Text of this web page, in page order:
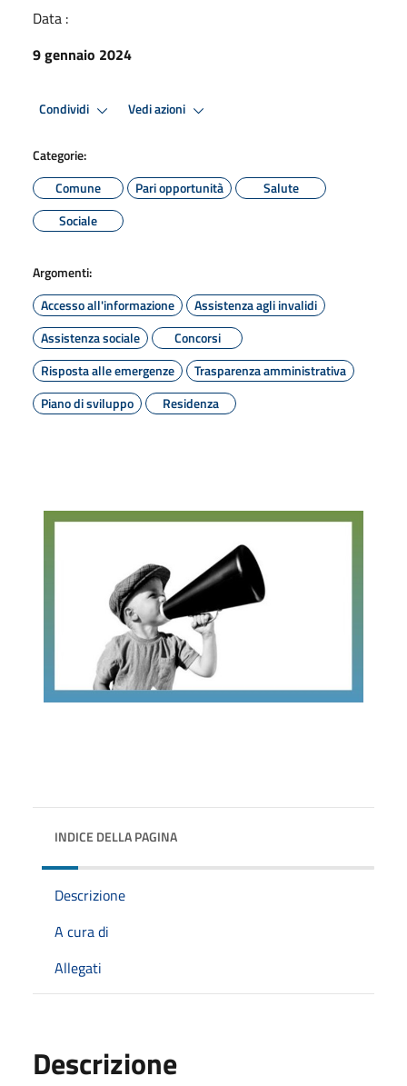
Data :
9 gennaio 2024
Condividi Vedi azioni
Categorie:
Comune
Pari opportunità
Salute
Sociale
Argomenti:
Accesso all'informazione
Assistenza agli invalidi
Assistenza sociale
Concorsi
Risposta alle emergenze
Trasparenza amministrativa
Piano di sviluppo
Residenza
INDICE DELLA PAGINA
Descrizione
A cura di
Allegati
Descrizione